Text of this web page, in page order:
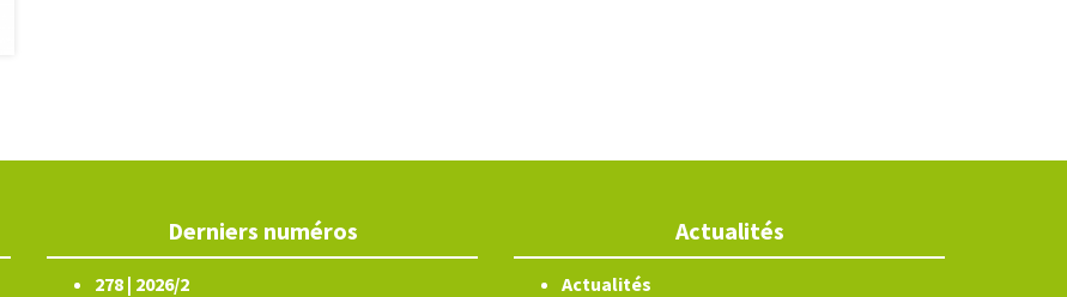
Derniers numéros
278 | 2026/2
Actualités
Actualités